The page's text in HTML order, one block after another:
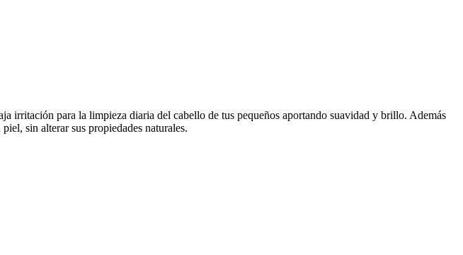
irritación para la limpieza diaria del cabello de tus pequeños aportando suavidad y brillo. Además
sin alterar sus propiedades naturales.